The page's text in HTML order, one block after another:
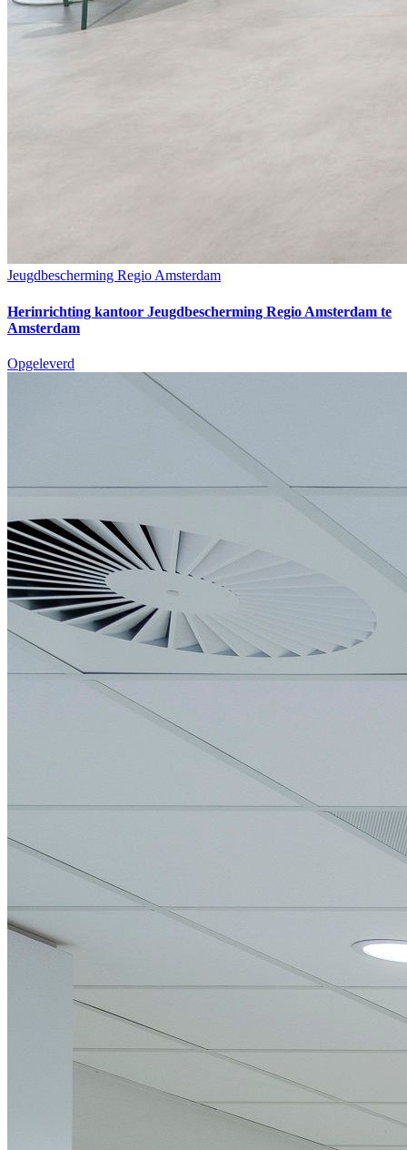
Jeugdbescherming Regio Amsterdam
Herinrichting kantoor Jeugdbescherming Regio Amsterdam te
Amsterdam
Opgeleverd